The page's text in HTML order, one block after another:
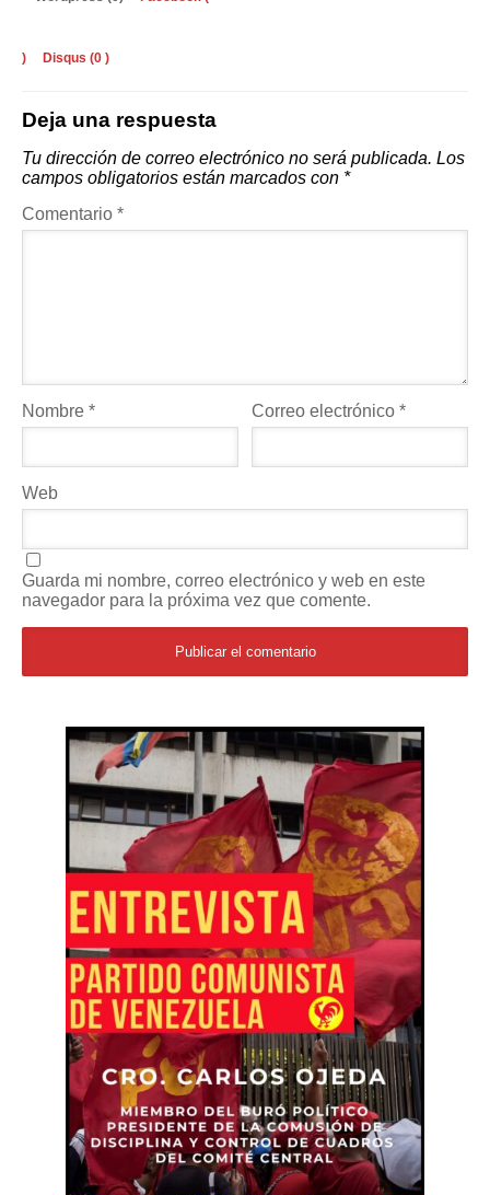
) Disqus (0 )
Deja una respuesta
Tu dirección de correo electrónico no será publicada. Los
campos obligatorios están marcados con *
Comentario *
Nombre * Correo electrónico*
Web
Guarda mi nombre, correo electrónico y web en este
navegador para la próxima vez que comente.